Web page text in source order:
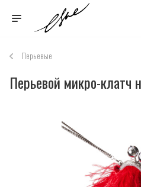
Перьевые
Перьевой микро-клатч